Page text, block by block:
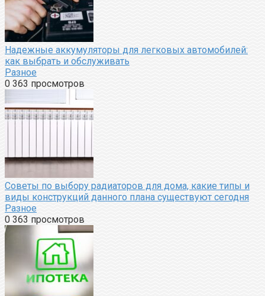
Надежные аккумуляторы для легковых автомобилей:
как выбрать и обслуживать
Разное
0 363 просмотров
Советы по выбору радиаторов для дома, какие типы и
виды конструкций данного плана существуют сегодня
Разное
0 363 просмотров